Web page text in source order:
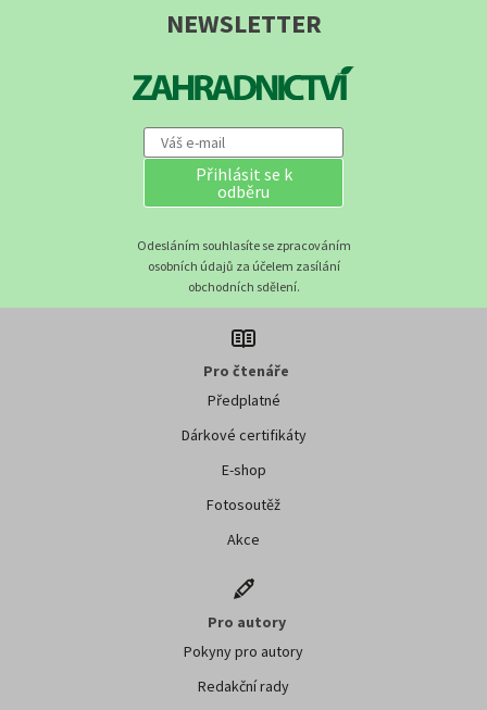
NEWSLETTER
Přihlásit se k
odběru
Odesláním souhlasíte se zpracováním
osobních údajů za účelem zasílání
obchodních sdělení.
Pro čtenáře
Předplatné
Dárkové certifikáty
E-shop
Fotosoutěž
Akce
Pro autory
Pokyny pro autory
Redakční rady